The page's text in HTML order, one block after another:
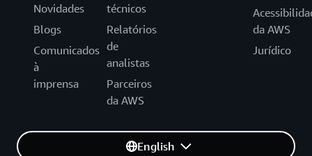
Novidades
Blogs
Comunicados
à
imprensa
técnicos
Relatórios
de
analistas
Parceiros
da AWS
da AWS
Jurídico
English